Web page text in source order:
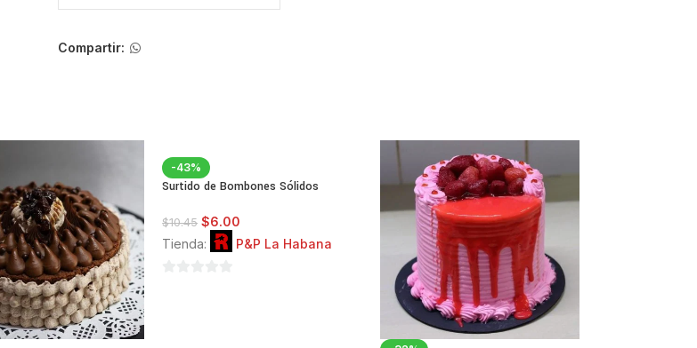
0
5
Compartir:
-43%
Surtido de Bombones Sólidos
$10.45 $6.00
Tienda:
P&P La Habana